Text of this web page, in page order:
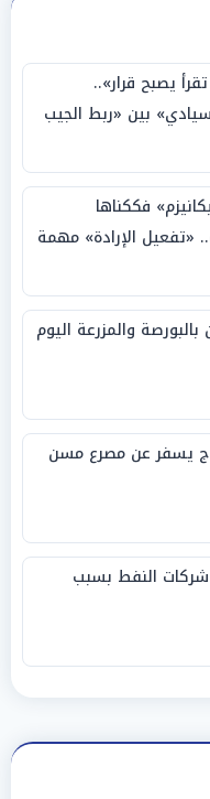
يصبح قرار»..
بين «ربط الجيب
فككناها
«تفعيل الإرادة» مهمة
والمزرعة اليوم
يسفر عن مصرع مسن
شركات النفط بسبب